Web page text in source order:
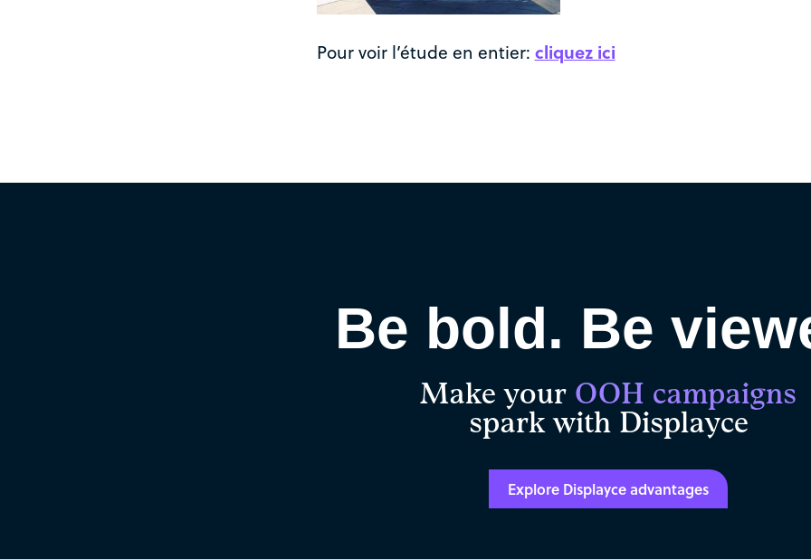
Pour voir l’étude en entier: cliquez ici
Be bold. Be
Make your OOH campaigns
spark with Displayce
Explore Displayce advantages